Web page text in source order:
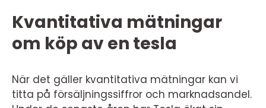
Kvantitativa mätningar
om köp av en tesla
När det gäller kvantitativa mätningar kan vi
titta på försäljningssiffror och marknadsandel.